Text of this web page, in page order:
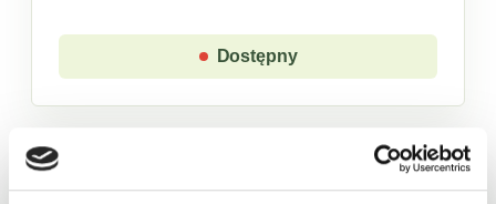
Dostępny
Sklep w trybie katalogowym. Zaloguj się, aby